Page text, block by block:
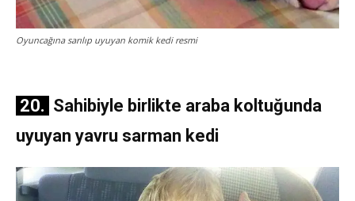
Oyuncağına sarılıp uyuyan komik kedi resmi
20. Sahibiyle birlikte araba koltuğunda
uyuyan yavru sarman kedi